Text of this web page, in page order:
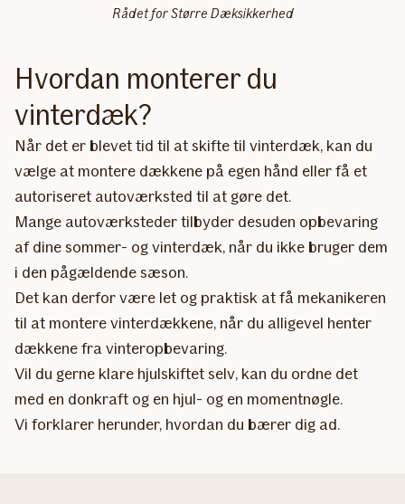
Rådet for Større Dæksikkerhed
Hvordan monterer du
vinterdæk?
Når det er blevet tid til at skifte til vinterdæk, kan du
vælge at montere dækkene på egen hånd eller få et
autoriseret autoværksted til at gøre det.
Mange autoværksteder tilbyder desuden opbevaring
af dine sommer- og vinterdæk, når du ikke bruger dem
i den pågældende sæson.
Det kan derfor være let og praktisk at få mekanikeren
til at montere vinterdækkene, når du alligevel henter
dækkene fra vinteropbevaring.
Vil du gerne klare hjulskiftet selv, kan du ordne det
med en donkraft og en hjul- og en momentnøgle.
Vi forklarer herunder, hvordan du bærer dig ad.